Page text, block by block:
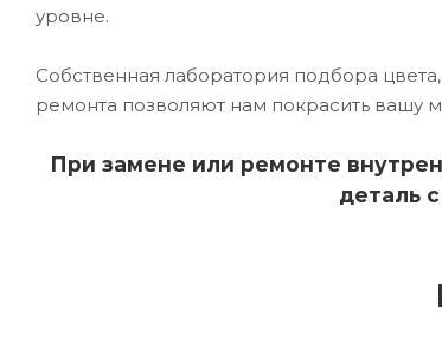
уровне.
Собственная лаборатория подбора
ремонта позволяют нам покрасить вашу
При замене или ремонте
деталь